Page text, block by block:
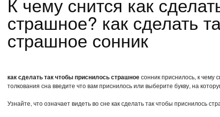
страшное? как сделать
страшное сонник
как сделать так чтобы приснилось страшноесонник приснилось, к чему
толкования сна введите что вам приснилось или выберите букву, на
Узнайте, что означает видеть во сне как сделать так чтобы приснилось